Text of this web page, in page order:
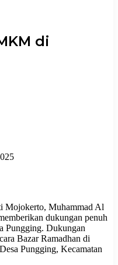
di
Mojokerto, Muhammad Al
dukungan penuh
Pungging. Dukungan
Bazar Ramadhan di
Pungging, Kecamatan